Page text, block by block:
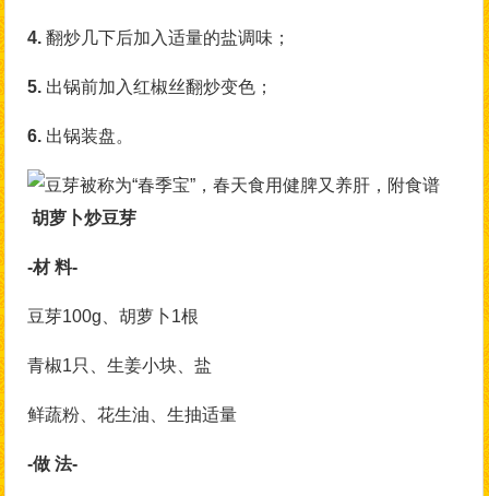
4.翻炒几下后加入适量的盐调味；
5. 出锅前加入红椒丝翻炒变色；
6. 出锅装盘。
胡萝卜炒豆芽
-材 料-
豆芽100g、胡萝卜1根
青椒1只、生姜小块、盐
鲜蔬粉、花生油、生抽适量
-做 法-